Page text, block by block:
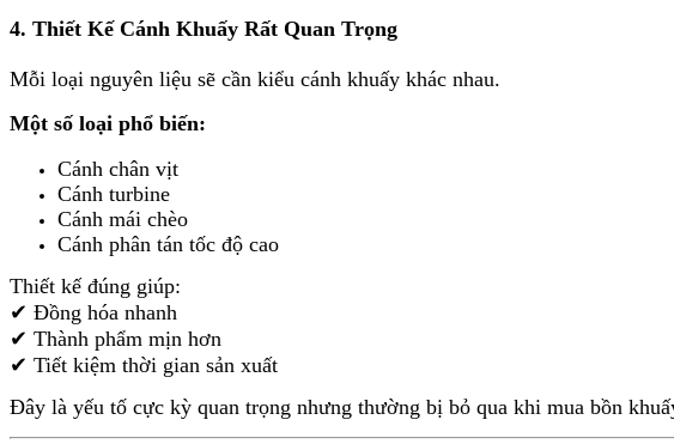
4. Thiết Kế Cánh Khuấy Rất Quan Trọng
Mỗi loại nguyên liệu sẽ cần kiểu cánh khuấy khác nhau.
Một số loại phổ biến:
Cánh chân vịt
Cánh turbine
Cánh mái chèo
Cánh phân tán tốc độ cao
Thiết kế đúng giúp:
✔ Đồng hóa nhanh
✔ Thành phẩm mịn hơn
✔ Tiết kiệm thời gian sản xuất
Đây là yếu tố cực kỳ quan trọng nhưng thường bị bỏ qua khi mua bồn